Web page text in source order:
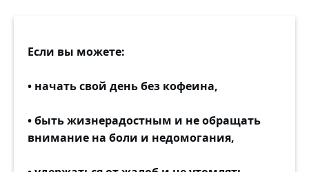
Если вы можете:
• начать свой день без кофеина,
• быть жизнерадостным и не обращать
внимание на боли и недомогания,